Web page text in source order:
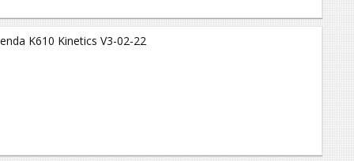
K610 Kinetics V3-02-22